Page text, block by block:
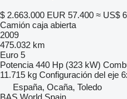
$ 2.663.000 EUR 57.400 ≈ US$
Camión caja abierta
2009
475.032 km
Euro 5
Potencia 440 Hp (323 kW)
11.715 kg Configuración del eje
España, Ocaña, Toledo
BAS World Spain